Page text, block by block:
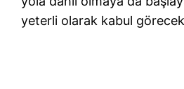
yeterli olarak kabul